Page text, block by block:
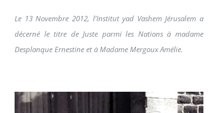
Le 13 Novembre 2012, l’Institut yad Vashem Jérusalem a
décerné le titre de Juste parmi les Nations à madame
Desplanque Ernestine et à Madame Mergoux Amélie.